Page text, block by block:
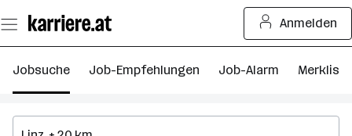
Seiteninhalt
springen
Anmelden
Jobsuche Job-Empfehlungen Job-Alarm Merkliste